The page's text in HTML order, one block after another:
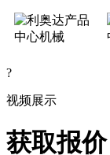
?
视频展示
获取报价